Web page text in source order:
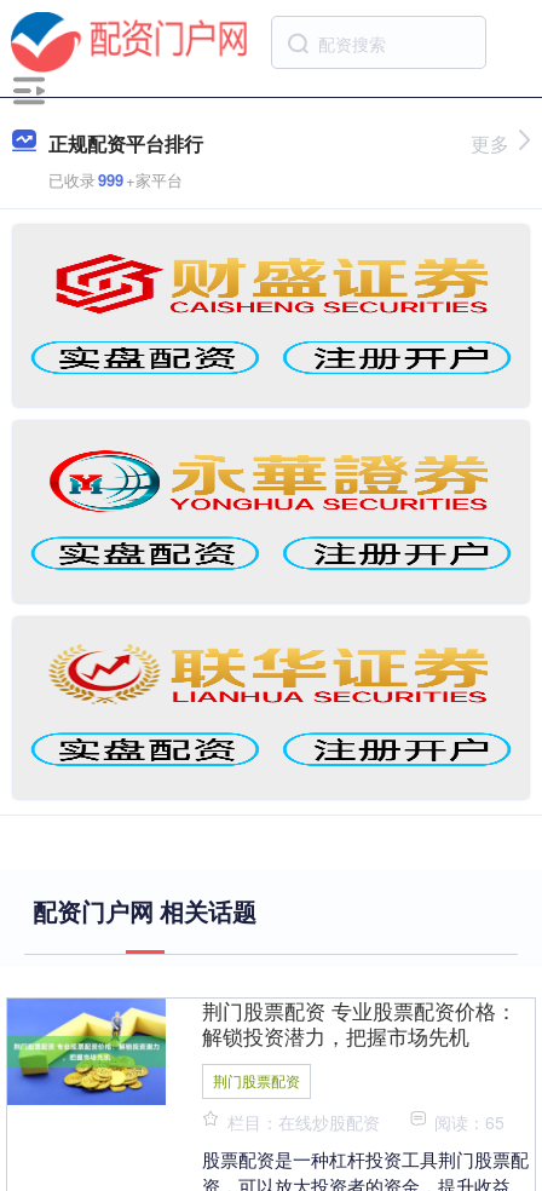
正规配资平台排行
已收录999+家平台
更多
配资门户网 相关话题
荆门股票配资 专业股票配资价格：
解锁投资潜力，把握市场先机
荆门股票配资
栏目：在线炒股配资 阅读：65
股票配资是一种杠杆投资工具荆门股票配
资，可以放大投资者的资金，提升收益